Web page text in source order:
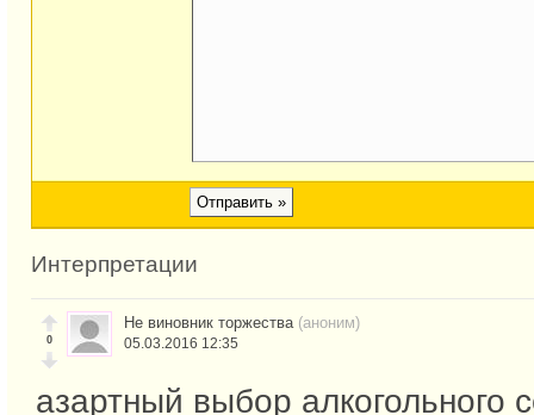
Интерпретации
0
Не виновник торжества (аноним)
05.03.2016 12:35
азартный выбор алкогольного